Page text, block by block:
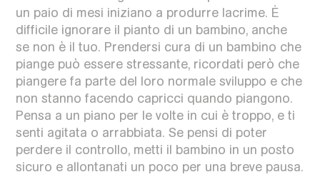
un paio di mesi iniziano a produrre lacrime. È
difficile ignorare il pianto di un bambino, anche
se non è il tuo. Prendersi cura di un bambino che
piange può essere stressante, ricordati però che
piangere fa parte del loro normale sviluppo e che
non stanno facendo capricci quando piangono.
Pensa a un piano per le volte in cui è troppo, e ti
senti agitata o arrabbiata. Se pensi di poter
perdere il controllo, metti il bambino in un posto
sicuro e allontanati un poco per una breve pausa.